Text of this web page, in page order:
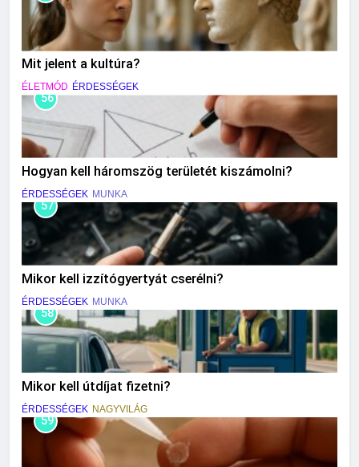
Mit jelent a kultúra?
ÉLETMÓD ÉRDESSÉGEK
56
Hogyan kell háromszög területét kiszámolni?
ÉRDESSÉGEK MUNKA
57
Mikor kell izzítógyertyát cserélni?
ÉRDESSÉGEK MUNKA
58
Mikor kell útdíjat fizetni?
ÉRDESSÉGEK NAGYVILÁG
59